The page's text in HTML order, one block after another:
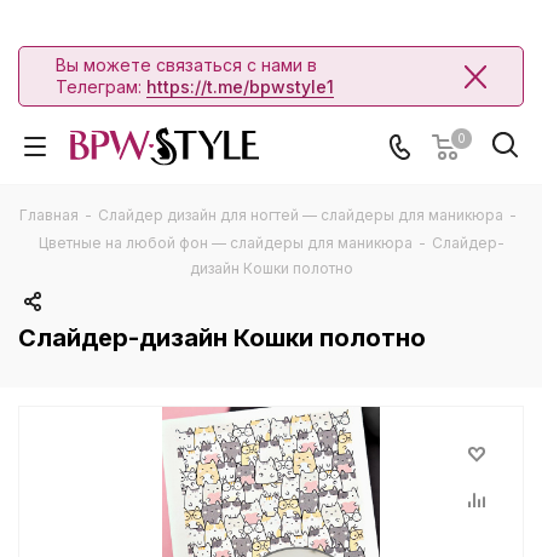
Вы можете связаться с нами в
Телеграм: https://t.me/bpwstyle1
0
Главная - Слайдер дизайн для ногтей — слайдеры для маникюра -
Цветные на любой фон — слайдеры для маникюра - Слайдер-
дизайн Кошки полотно
Слайдер-дизайн Кошки полотно